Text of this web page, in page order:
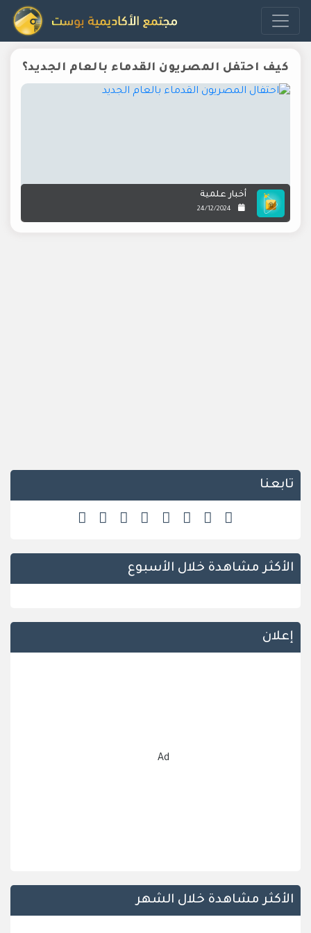
كيف احتفل المصريون القدماء بالعام الجديد؟
أخبار علمية
24/12/2024
تابعنا
الأكثر مشاهدة خلال الأسبوع
إعلان
Ad
الأكثر مشاهدة خلال الشهر